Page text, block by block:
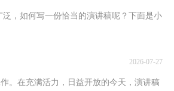
，如何写一份恰当的演讲稿呢？下面是小
2026-07-27
。在充满活力，日益开放的今天，演讲稿